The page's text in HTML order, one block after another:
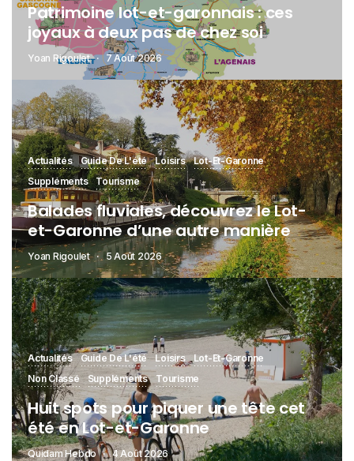
Patrimoine lot-et-garonnais : ces
joyaux à deux pas de chez soi
Yoan Rigoulet 7 Août 2026
Actualités Guide De L'été Loisirs
Lot-Et-Garonne
Suppléments
Tourisme
Balades fluviales, découvrez le Lot-
et-Garonne d’une autre manière
Yoan Rigoulet 5 Août 2026
Actualités Guide De L'été Loisirs
Lot-Et-Garonne
Non Classé
Suppléments Tourisme
Huit spots pour piquer une tête cet
été en Lot-et-Garonne
Quidam Hebdo 4 Août 2026